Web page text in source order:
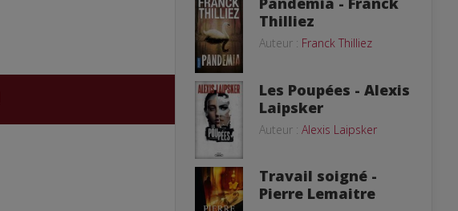
Thilliez
Auteur : Franck Thilliez
Les Poupées - Alexis
Laipsker
Auteur : Alexis Laipsker
Travail soigné -
Pierre Lemaitre